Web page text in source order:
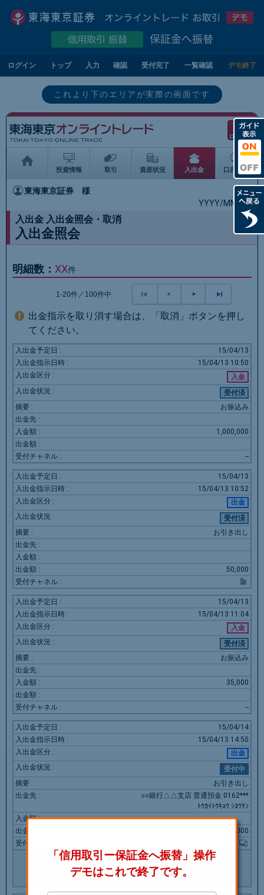
ログイン トップ 入力 確認 受付完了 一覧確認 デモ終了
これより下のエリアが実際の画面です
ログアウト
投資情報 取引 資産状況 入出金 口座情報
東海東京証券
様
YYYY/MM/DD
入出金 入出金照会・取消
入出金照会
明細数： XX件
1-20件／100件中
出金指示を取り消す場合は、「取消」ボタンを押し
てください。
15/04/13
15/04/13 10:50
入金
受付済
お振込み
1,000,000
--
15/04/13
15/04/13 10:52
出金
受付済
お引き出し
50,000
15/04/13
15/04/13 11:04
入金
受付済
お振込み
35,000
--
15/04/14
15/04/13 14:50
出金
受付中
お引き出し
○○銀行△△支店 普通預金 0162***
ﾄｳｶｲﾄｳｷｮｳ ｼﾖｳｹﾝ
500,000
取消
「信用取引ー保証金へ振替」操作
デモはこれで終了です。